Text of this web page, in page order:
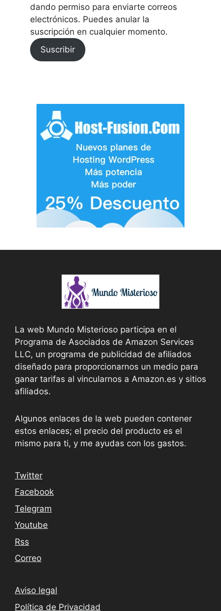
dando permiso para enviarte correos
electrónicos. Puedes anular la
suscripción en cualquier momento.
Suscribir
La web Mundo Misterioso participa en el
Programa de Asociados de Amazon Services
LLC, un programa de publicidad de afiliados
diseñado para proporcionarnos un medio para
ganar tarifas al vincularnos a Amazon.es y sitios
afiliados.
Algunos enlaces de la web pueden contener
estos enlaces; el precio del producto es el
mismo para ti, y me ayudas con los gastos.
Twitter
Facebook
Telegram
Youtube
Rss
Correo
Aviso legal
Política de Privacidad